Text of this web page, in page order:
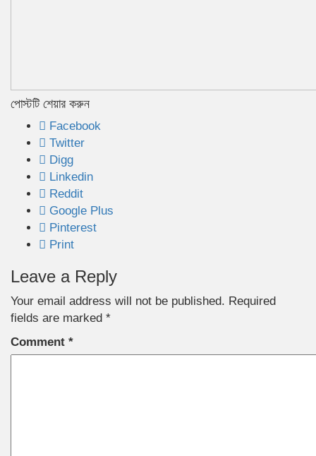
পোস্টটি শেয়ার করুন
Facebook
Twitter
Digg
Linkedin
Reddit
Google Plus
Pinterest
Print
Leave a Reply
Your email address will not be published. Required
fields are marked *
Comment *